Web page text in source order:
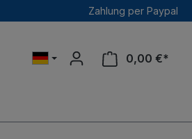
Zahlung per Paypal
0,00 €*